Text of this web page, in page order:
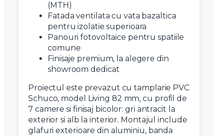
(MTH)
Fatada ventilata cu vata bazaltica
pentru izolatie superioara
Panouri fotovoltaice pentru spatiile
comune
Finisaje premium, la alegere din
showroom dedicat
Proiectul este prevazut cu tamplarie PVC
Schuco, model Living 82 mm, cu profil de
7 camere si finisaj bicolor: gri antracit la
exterior si alb la interior. Montajul include
glafuri exterioare din aluminiu, banda